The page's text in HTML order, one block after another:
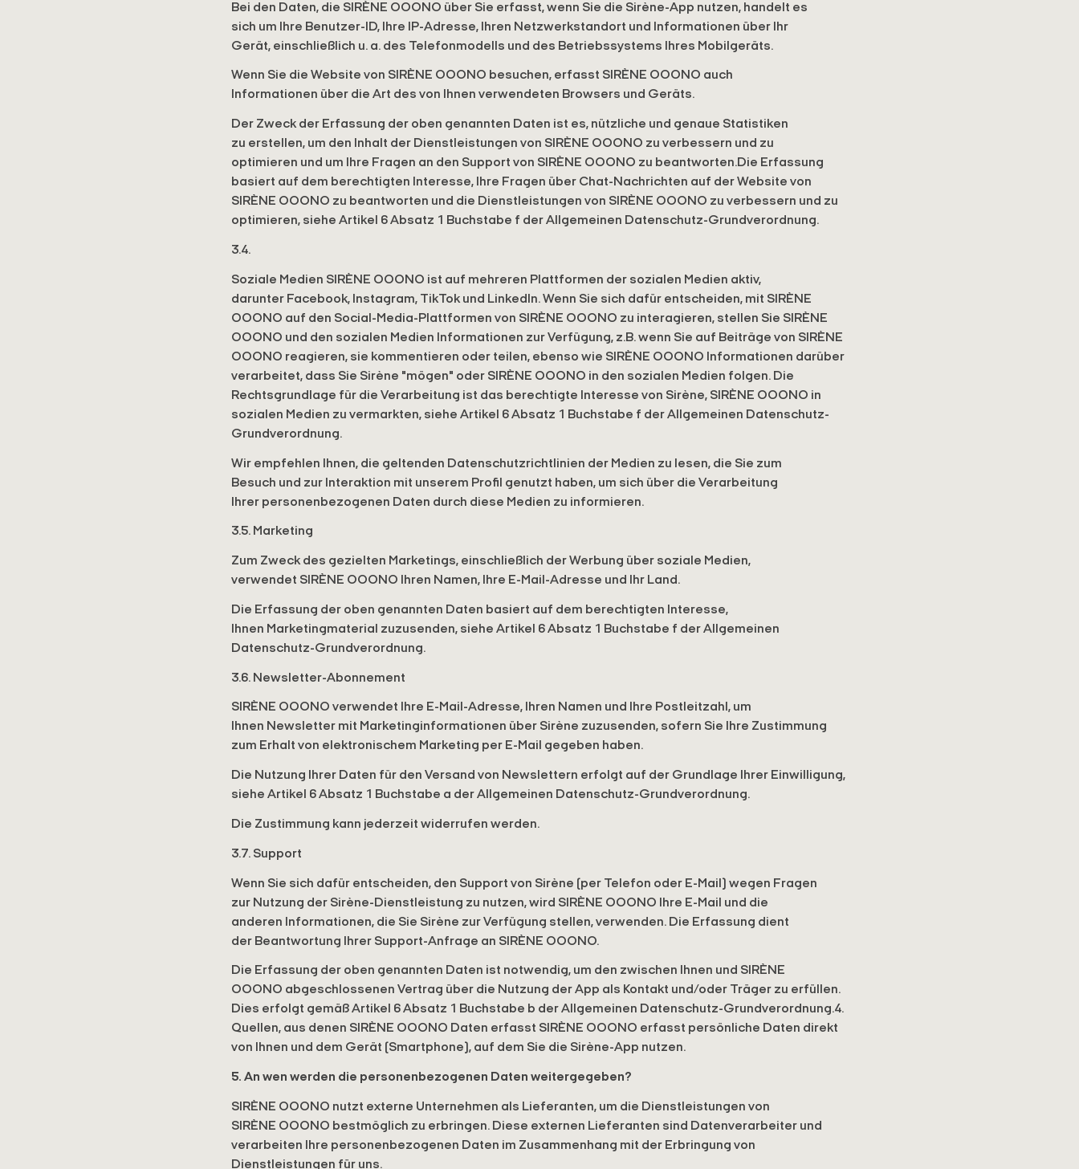
Bei den Daten, die SIRÈNE OOONO über Sie erfasst, wenn Sie die Sirène-App nutzen, handelt es
sich um Ihre Benutzer-ID, Ihre IP-Adresse, Ihren Netzwerkstandort und Informationen über Ihr
Gerät, einschließlich u. a. des Telefonmodells und des Betriebssystems Ihres Mobilgeräts.
Wenn Sie die Website von SIRÈNE OOONO besuchen, erfasst SIRÈNE OOONO auch
Informationen über die Art des von Ihnen verwendeten Browsers und Geräts.
Der Zweck der Erfassung der oben genannten Daten ist es, nützliche und genaue Statistiken
zu erstellen, um den Inhalt der Dienstleistungen von SIRÈNE OOONO zu verbessern und zu
optimieren und um Ihre Fragen an den Support von SIRÈNE OOONO zu beantworten.Die Erfassung
basiert auf dem berechtigten Interesse, Ihre Fragen über Chat-Nachrichten auf der Website von
SIRÈNE OOONO zu beantworten und die Dienstleistungen von SIRÈNE OOONO zu verbessern und zu
optimieren, siehe Artikel 6 Absatz 1 Buchstabe f der Allgemeinen Datenschutz-Grundverordnung.
3.4.
Soziale Medien SIRÈNE OOONO ist auf mehreren Plattformen der sozialen Medien aktiv,
darunter Facebook, Instagram, TikTok und LinkedIn. Wenn Sie sich dafür entscheiden, mit SIRÈNE
OOONO auf den Social-Media-Plattformen von SIRÈNE OOONO zu interagieren, stellen Sie SIRÈNE
OOONO und den sozialen Medien Informationen zur Verfügung, z.B. wenn Sie auf Beiträge von SIRÈNE
OOONO reagieren, sie kommentieren oder teilen, ebenso wie SIRÈNE OOONO Informationen darüber
verarbeitet, dass Sie Sirène "mögen" oder SIRÈNE OOONO in den sozialen Medien folgen. Die
Rechtsgrundlage für die Verarbeitung ist das berechtigte Interesse von Sirène, SIRÈNE OOONO in
sozialen Medien zu vermarkten, siehe Artikel 6 Absatz 1 Buchstabe f der Allgemeinen Datenschutz-
Grundverordnung.
Wir empfehlen Ihnen, die geltenden Datenschutzrichtlinien der Medien zu lesen, die Sie zum
Besuch und zur Interaktion mit unserem Profil genutzt haben, um sich über die Verarbeitung
Ihrer personenbezogenen Daten durch diese Medien zu informieren.
3.5. Marketing
Zum Zweck des gezielten Marketings, einschließlich der Werbung über soziale Medien,
verwendet SIRÈNE OOONO Ihren Namen, Ihre E-Mail-Adresse und Ihr Land.
Die Erfassung der oben genannten Daten basiert auf dem berechtigten Interesse,
Ihnen Marketingmaterial zuzusenden, siehe Artikel 6 Absatz 1 Buchstabe f der Allgemeinen
Datenschutz-Grundverordnung.
3.6. Newsletter-Abonnement
SIRÈNE OOONO verwendet Ihre E-Mail-Adresse, Ihren Namen und Ihre Postleitzahl, um
Ihnen Newsletter mit Marketinginformationen über Sirène zuzusenden, sofern Sie Ihre Zustimmung
zum Erhalt von elektronischem Marketing per E-Mail gegeben haben.
Die Nutzung Ihrer Daten für den Versand von Newslettern erfolgt auf der Grundlage Ihrer Einwilligung,
siehe Artikel 6 Absatz 1 Buchstabe a der Allgemeinen Datenschutz-Grundverordnung.
Die Zustimmung kann jederzeit widerrufen werden.
3.7. Support
Wenn Sie sich dafür entscheiden, den Support von Sirène (per Telefon oder E-Mail) wegen Fragen
zur Nutzung der Sirène-Dienstleistung zu nutzen, wird SIRÈNE OOONO Ihre E-Mail und die
anderen Informationen, die Sie Sirène zur Verfügung stellen, verwenden. Die Erfassung dient
der Beantwortung Ihrer Support-Anfrage an SIRÈNE OOONO.
Die Erfassung der oben genannten Daten ist notwendig, um den zwischen Ihnen und SIRÈNE
OOONO abgeschlossenen Vertrag über die Nutzung der App als Kontakt und/oder Träger zu erfüllen.
Dies erfolgt gemäß Artikel 6 Absatz 1 Buchstabe b der Allgemeinen Datenschutz-Grundverordnung.4.
Quellen, aus denen SIRÈNE OOONO Daten erfasst SIRÈNE OOONO erfasst persönliche Daten direkt
von Ihnen und dem Gerät (Smartphone), auf dem Sie die Sirène-App nutzen.
5. An wen werden die personenbezogenen Daten weitergegeben?
SIRÈNE OOONO nutzt externe Unternehmen als Lieferanten, um die Dienstleistungen von
SIRÈNE OOONO bestmöglich zu erbringen. Diese externen Lieferanten sind Datenverarbeiter und
verarbeiten Ihre personenbezogenen Daten im Zusammenhang mit der Erbringung von
Dienstleistungen für uns.